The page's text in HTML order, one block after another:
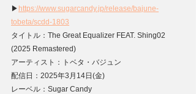
▶ https://www.sugarcandy.jp/release/bajune-
tobeta/scdd-1803
タイトル：The Great Equalizer FEAT. Shing02
(2025 Remastered)
アーティスト：トベタ・バジュン
配信日：2025年3月14日(金)
レーベル：Sugar Candy